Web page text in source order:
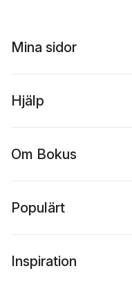
Mina sidor
Hjälp
Om Bokus
Populärt
Inspiration